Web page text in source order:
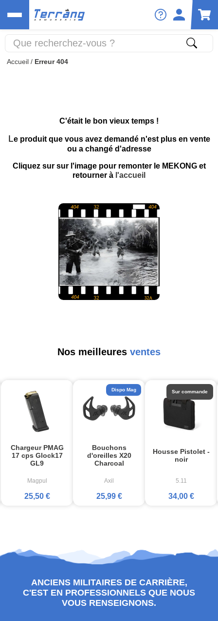
Accueil / Erreur 404
C'était le bon vieux temps !
Le produit que vous avez demandé n'est plus en vente
ou a changé d'adresse
Cliquez sur sur l'image pour remonter le MEKONG et
retourner à l'accueil
Nos meilleures ventes
Chargeur PMAG
17 cps Glock17
GL9
Magpul
25,50 €
Bouchons
d'oreilles X20
Charcoal
Axil
25,99 €
Dispo Mag
Housse Pistolet -
noir
5.11
34,00 €
Sur commande
ANCIENS MILITAIRES DE CARRIÈRE,
C'EST EN PROFESSIONNELS QUE NOUS
VOUS RENSEIGNONS.